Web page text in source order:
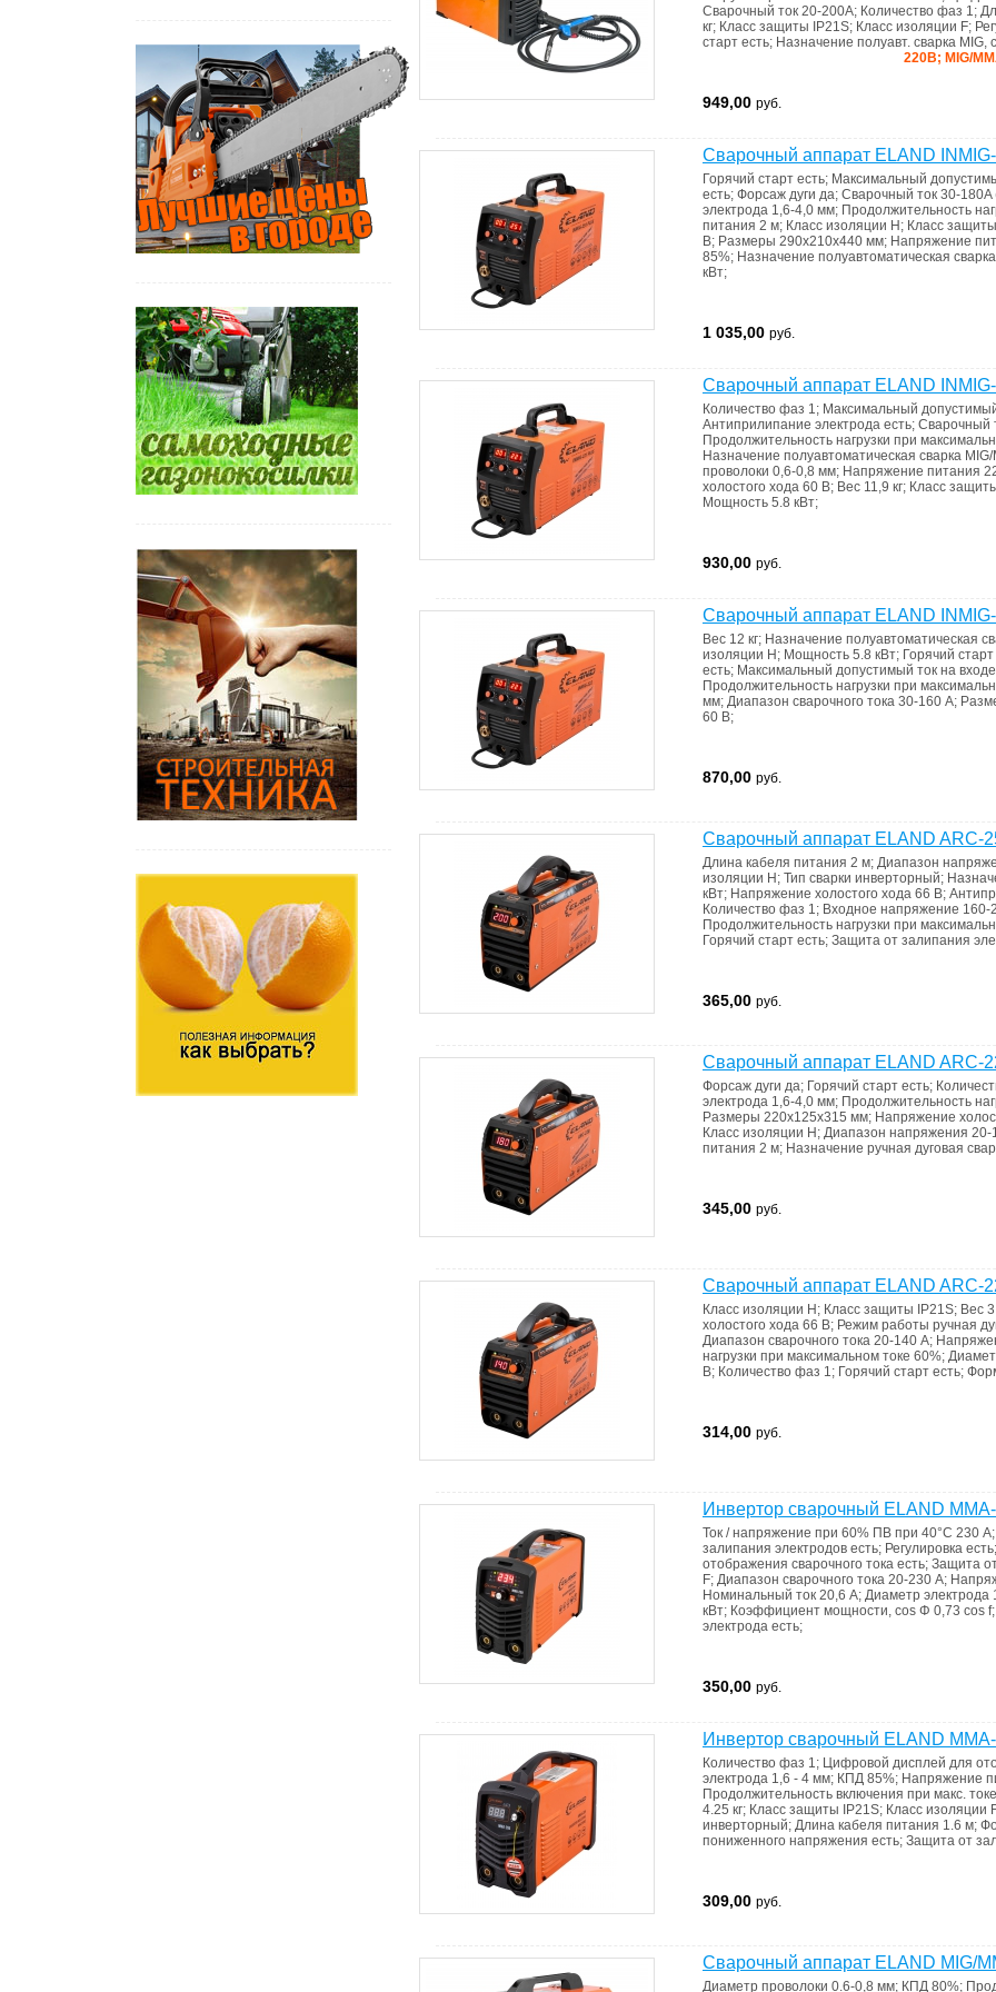
Сварочный ток 20-200A; Количество фаз 1;
кг; Класс защиты IP21S; Класс изоляции F;
старт есть; Назначение полуавт. сварка
220В; MIG/
949,00 руб.
Сварочный аппарат ELAND
Горячий старт есть; Максимальный
есть; Форсаж дуги да; Сварочный ток 30-180A
электрода 1,6-4,0 мм; Продолжительность
питания 2 м; Класс изоляции H ; Класс
В; Размеры 290х210х440 мм; Напряжение
85%; Назначение полуавтоматическая
кВт;
1 035,00 руб.
Сварочный аппарат ELAND
Количество фаз 1; Максимальный
Антиприлипание электрода есть; Сварочный
Продолжительность нагрузки при
Назначение полуавтоматическая сварка
проволоки 0,6-0,8 мм; Напряжение питания
холостого хода 60 В; Вес 11,9 кг; Класс
Мощность 5.8 кВт;
930,00 руб.
Сварочный аппарат ELAND
Вес 12 кг; Назначение полуавтоматическая
изоляции H ; Мощность 5.8 кВт; Горячий старт
есть; Максимальный допустимый ток на
Продолжительность нагрузки при
мм; Диапазон сварочного тока 30-160 А;
60 В;
870,00 руб.
Сварочный аппарат ELAND ARC-
Длина кабеля питания 2 м; Диапазон
изоляции H ; Тип сварки инверторный;
кВт; Напряжение холостого хода 66 В;
Количество фаз 1; Входное напряжение 160-
Продолжительность нагрузки при
Горячий старт есть; Защита от залипания
365,00 руб.
Сварочный аппарат ELAND ARC-
Форсаж дуги да; Горячий старт есть;
электрода 1,6-4,0 мм; Продолжительность
Размеры 220х125х315 мм; Напряжение
Класс изоляции H ; Диапазон напряжения 20-
питания 2 м; Назначение ручная дуговая
345,00 руб.
Сварочный аппарат ELAND ARC-
Класс изоляции H ; Класс защиты IP21S; Вес
холостого хода 66 В; Режим работы ручная
Диапазон сварочного тока 20-140 A;
нагрузки при максимальном токе 60%;
В; Количество фаз 1; Горячий старт есть;
314,00 руб.
Инвертор сварочный ELAND
Ток / напряжение при 60% ПВ при 40°C 230 А
залипания электродов есть; Регулировка есть
отображения сварочного тока есть; Защита
F; Диапазон сварочного тока 20-230 А;
Номинальный ток 20,6 А; Диаметр электрода
кВт; Коэффициент мощности, cos Φ 0,73 cos f
электрода есть;
350,00 руб.
Инвертор сварочный ELAND
Количество фаз 1; Цифровой дисплей для
электрода 1,6 - 4 мм; КПД 85%; Напряжение
Продолжительность включения при макс.
4.25 кг; Класс защиты IP21S; Класс изоляции
инверторный; Длина кабеля питания 1.6 м;
пониженного напряжения есть; Защита от
309,00 руб.
Cварочный аппарат ELAND MIG/
Диаметр проволоки 0.6-0,8 мм; КПД 80%;